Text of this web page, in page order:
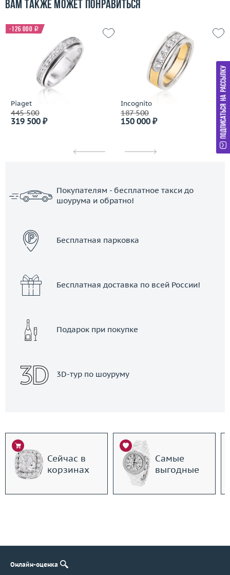
Вам также может понравиться
Piaget
445 500
319 500 ₽
-126 000 i
Incognito
187 500
150 000 ₽
Покупателям - бесплатное такси до
шоурума и обратно!
Бесплатная парковка
Бесплатная доставка по всей России!
Подарок при покупке
3D-тур по шоуруму
Сейчас в
корзинах
Самые
выгодные
Онлайн-оценка